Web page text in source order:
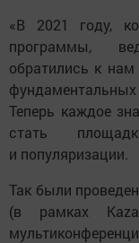
«В 2021 году,
программы,
обратились к
Теперь каждое
стать
и популяризации.
Так были
(в рамках